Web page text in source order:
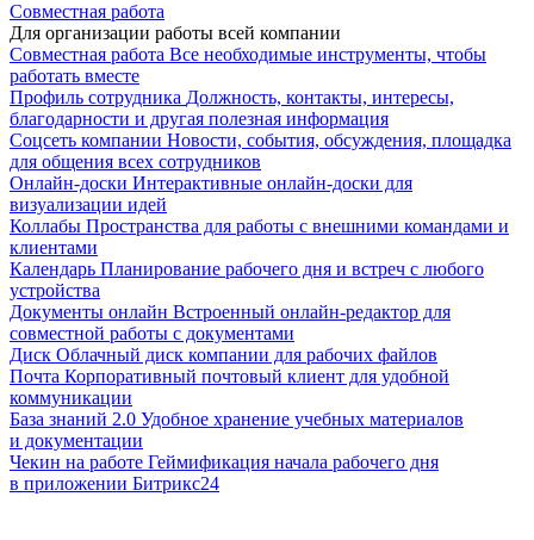
Совместная работа
Для организации работы всей компании
Совместная работа Все необходимые инструменты, чтобы
работать вместе
Профиль сотрудника Должность, контакты, интересы,
благодарности и другая полезная информация
Соцсеть компании Новости, события, обсуждения, площадка
для общения всех сотрудников
Онлайн-доски Интерактивные онлайн-доски для
визуализации идей
Коллабы Пространства для работы с внешними командами и
клиентами
Календарь Планирование рабочего дня и встреч с любого
устройства
Документы онлайн Встроенный онлайн-редактор для
совместной работы с документами
Диск Облачный диск компании для рабочих файлов
Почта Корпоративный почтовый клиент для удобной
коммуникации
База знаний 2.0 Удобное хранение учебных материалов
и документации
Чекин на работе Геймификация начала рабочего дня
в приложении Битрикс24